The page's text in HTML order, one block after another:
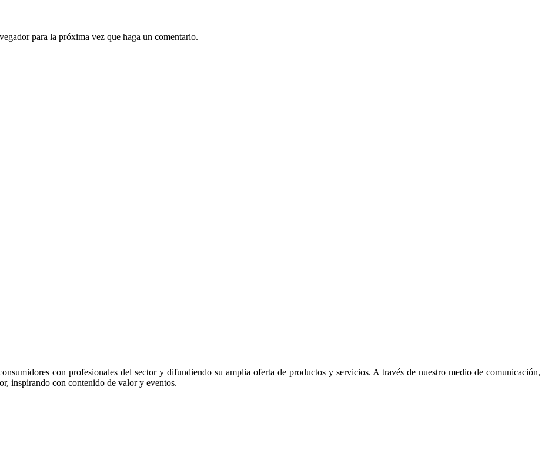
para la próxima vez que haga un comentario.
con profesionales del sector y difundiendo su amplia oferta de productos y servicios. A través de nuestro medio de comunicación,
inspirando con contenido de valor y eventos.